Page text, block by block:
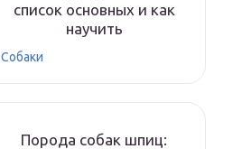
список основных и как
научить
Собаки
Порода собак шпиц: